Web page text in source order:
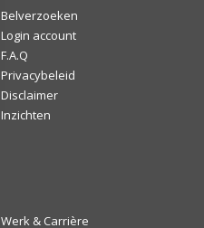
Belverzoeken
Login account
F.A.Q
Privacybeleid
Disclaimer
Inzichten
Werk & Carrière